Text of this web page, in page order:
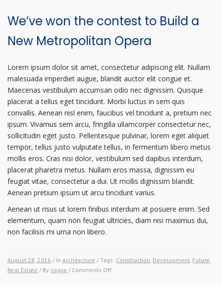
Do
We’ve won the contest to Build a
New Metropolitan Opera
Lorem ipsum dolor sit amet, consectetur adipiscing elit. Nullam
malesuada imperdiet augue, blandit auctor elit congue et.
Maecenas vestibulum accumsan odio nec dignissim. Quisque
placerat a tellus eget tincidunt. Morbi luctus in sem quis
convallis. Aenean nisl enim, faucibus vel tincidunt a, pretium nec
ipsum. Vivamus sem arcu, fringilla ullamcorper consectetur nec,
sollicitudin eget justo. Pellentesque pulvinar, lorem eget aliquet
tempor, tellus justo vulputate tellus, in fermentum libero metus
mollis eros. Cras nisi dolor, vestibulum sed dapibus interdum,
placerat pharetra metus. Nullam eros massa, dignissim eu
feugiat vitae, consectetur a dui. Ut mollis dignissim blandit.
Aenean pretium ipsum ut arcu tincidunt varius.
Aenean ut risus ut lorem finibus interdum at posuere enim. Sed
elementum, quam non feugiat ultricies, diam nisi maximus dui,
non facilisis mi urna non libero.
August 28, 2016 / In Architecture / Tags: Construction, Development, Future,
Real Estate / By vogxp / Comments Offon